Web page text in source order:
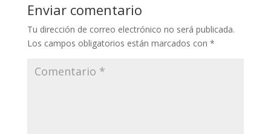
Enviar comentario
Tu dirección de correo electrónico no será publicada.
Los campos obligatorios están marcados con *